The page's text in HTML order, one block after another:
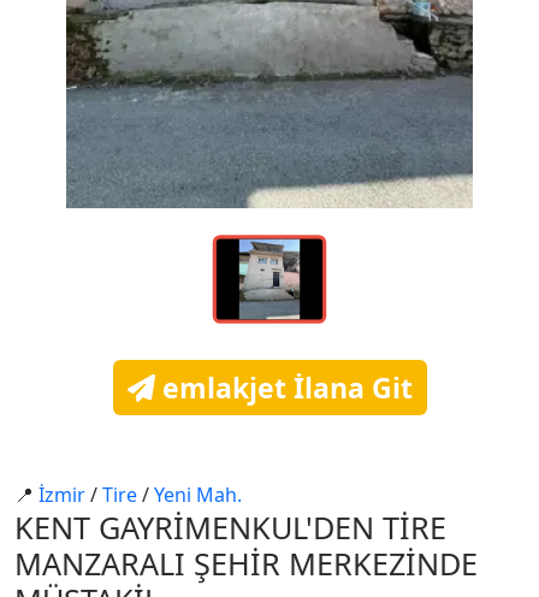
emlakjet İlana Git
📍 İzmi̇r/Ti̇re/Yeni̇ Mah.
KENT GAYRİMENKUL'DEN TİRE
MANZARALI ŞEHİR MERKEZİNDE